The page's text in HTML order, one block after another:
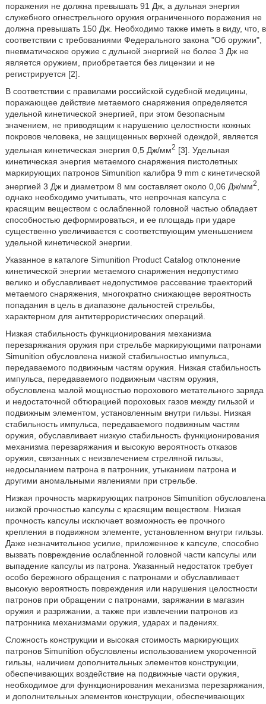
поражения не должна превышать 91 Дж, а дульная энергия
служебного огнестрельного оружия ограниченного поражения не
должна превышать 150 Дж. Необходимо также иметь в виду, что, в
соответствии с требованиями Федерального закона "Об оружии",
пневматическое оружие с дульной энергией не более 3 Дж не
является оружием, приобретается без лицензии и не
регистрируется [2].
В соответствии с правилами российской судебной медицины,
поражающее действие метаемого снаряжения определяется
удельной кинетической энергией, при этом безопасным
значением, не приводящим к нарушению целостности кожных
покровов человека, не защищенных верхней одеждой, является
удельная кинетическая энергия 0,5 Дж/мм2 [3]. Удельная
кинетическая энергия метаемого снаряжения пистолетных
маркирующих патронов Simunition калибра 9 mm с кинетической
энергией 3 Дж и диаметром 8 мм составляет около 0,06 Дж/мм2
однако необходимо учитывать, что непрочная капсула с
красящим веществом с ослабленной головной частью обладает
способностью деформироваться, и ее площадь при ударе
существенно увеличивается с соответствующим уменьшением
удельной кинетической энергии.
Указанное в каталоге Simunition Product Catalog отклонение
кинетической энергии метаемого снаряжения недопустимо
велико и обуславливает недопустимое рассевание траекторий
метаемого снаряжения, многократно снижающее вероятность
попадания в цель в диапазоне дальностей стрельбы,
характерном для антитеррористических операций.
Низкая стабильность функционирования механизма
перезаряжания оружия при стрельбе маркирующими патронами
Simunition обусловлена низкой стабильностью импульса,
передаваемого подвижным частям оружия. Низкая стабильность
импульса, передаваемого подвижным частям оружия,
обусловлена малой мощностью порохового метательного заряда
и недостаточной обтюрацией пороховых газов между гильзой и
подвижным элементом, установленным внутри гильзы. Низкая
стабильность импульса, передаваемого подвижным частям
оружия, обуславливает низкую стабильность функционирования
механизма перезаряжания и высокую вероятность отказов
оружия, связанных с неизвлечением стреляной гильзы,
недосыланием патрона в патронник, утыканием патрона и
другими аномальными явлениями при стрельбе.
Низкая прочность маркирующих патронов Simunition обусловлена
низкой прочностью капсулы с красящим веществом. Низкая
прочность капсулы исключает возможность ее прочного
крепления в подвижном элементе, установленном внутри гильзы.
Даже незначительное усилие, приложенное к капсуле, способно
вызвать повреждение ослабленной головной части капсулы или
выпадение капсулы из патрона. Указанный недостаток требует
особо бережного обращения с патронами и обуславливает
высокую вероятность повреждения или нарушения целостности
патронов при обращении с патронами, заряжании в магазин
оружия и разряжании, а также при извлечении патронов из
патронника механизмами оружия, ударах и падениях.
Сложность конструкции и высокая стоимость маркирующих
патронов Simunition обусловлены использованием укороченной
гильзы, наличием дополнительных элементов конструкции,
обеспечивающих воздействие на подвижные части оружия,
необходимое для функционирования механизма перезаряжания,
и дополнительных элементов конструкции, обеспечивающих